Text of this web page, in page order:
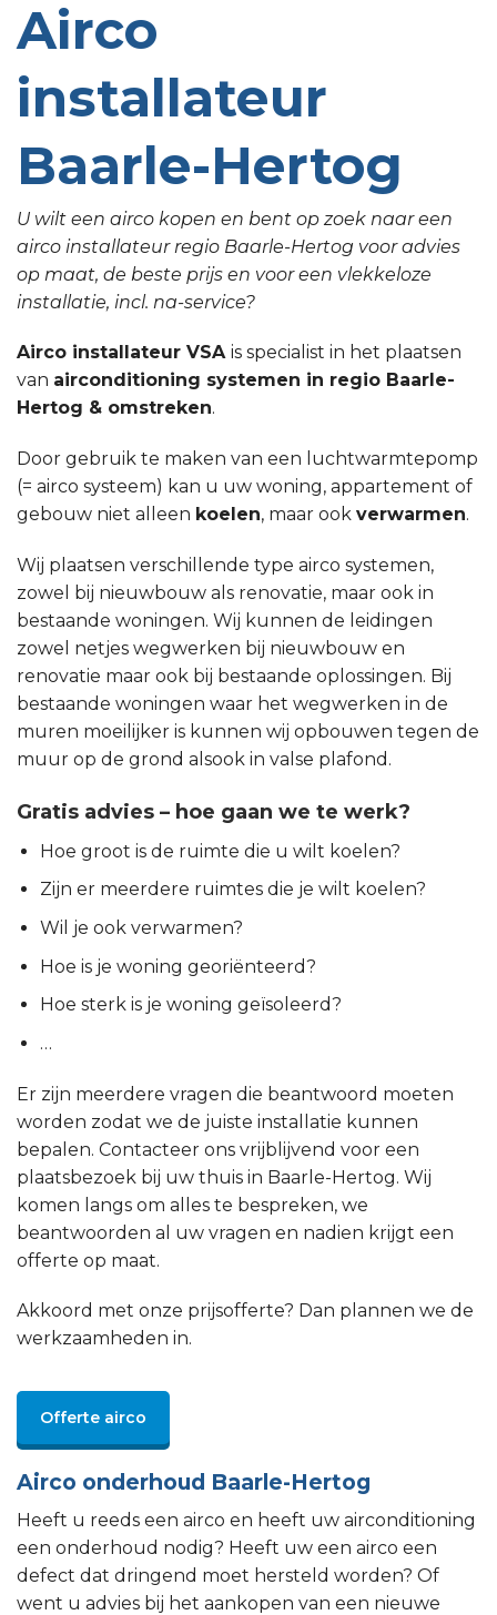
Airco
installateur
Baarle-Hertog
U wilt een airco kopen en bent op zoek naar een
airco installateur regio Baarle-Hertog voor advies
op maat, de beste prijs en voor een vlekkeloze
installatie, incl. na-service?
Airco installateur VSA is specialist in het plaatsen
van airconditioning systemen in regio Baarle-
Hertog & omstreken.
Door gebruik te maken van een luchtwarmtepomp
(= airco systeem) kan u uw woning, appartement of
gebouw niet alleen koelen, maar ook verwarmen.
Wij plaatsen verschillende type airco systemen,
zowel bij nieuwbouw als renovatie, maar ook in
bestaande woningen. Wij kunnen de leidingen
zowel netjes wegwerken bij nieuwbouw en
renovatie maar ook bij bestaande oplossingen. Bij
bestaande woningen waar het wegwerken in de
muren moeilijker is kunnen wij opbouwen tegen de
muur op de grond alsook in valse plafond.
Gratis advies – hoe gaan we te werk?
Hoe groot is de ruimte die u wilt koelen?
Zijn er meerdere ruimtes die je wilt koelen?
Wil je ook verwarmen?
Hoe is je woning georiënteerd?
Hoe sterk is je woning geïsoleerd?
…
Er zijn meerdere vragen die beantwoord moeten
worden zodat we de juiste installatie kunnen
bepalen. Contacteer ons vrijblijvend voor een
plaatsbezoek bij uw thuis in Baarle-Hertog. Wij
komen langs om alles te bespreken, we
beantwoorden al uw vragen en nadien krijgt een
offerte op maat.
Akkoord met onze prijsofferte? Dan plannen we de
werkzaamheden in.
Offerte airco
Airco onderhoud Baarle-Hertog
Heeft u reeds een airco en heeft uw airconditioning
een onderhoud nodig? Heeft uw een airco een
defect dat dringend moet hersteld worden? Of
went u advies bij het aankopen van een nieuwe